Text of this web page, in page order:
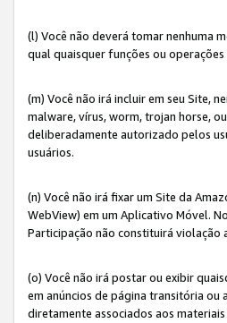
(l) Você não deverá tomar nenhuma
qual quaisquer funções ou
(m) Você não irá incluir em seu Site,
malware, vírus, worm, trojan horse,
deliberadamente autorizado pelos
usuários.
(n) Você não irá fixar um Site da
WebView) em um Aplicativo Móvel.
Participação não constituirá violação
(o) Você não irá postar ou exibir
em anúncios de página transitória ou
diretamente associados aos materiais